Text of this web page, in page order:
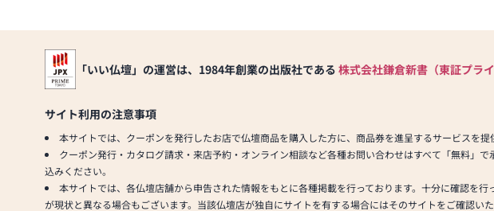
「いい仏壇」の運営は、1984年創業の出版社である 株式会社鎌倉新書（東証プラ
サイト利用の注意事項
本サイトでは、クーポンを発行したお店で仏壇商品を購入した方に、商品券を進呈するサービスを
クーポン発行・カタログ請求・来店予約・オンライン相談など各種お問い合わせはすべて「無料」
込みください。
本サイトでは、各仏壇店舗から申告された情報をもとに各種掲載を行っております。十分に確認を
が現状と異なる場合もございます。当該仏壇店が独自にサイトを有する場合にはそのサイトをご確認